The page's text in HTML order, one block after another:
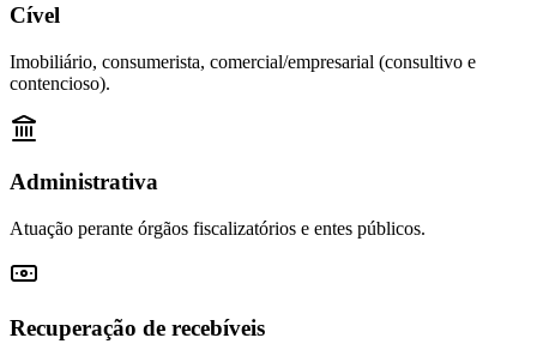
Cível
Imobiliário, consumerista, comercial/empresarial (consultivo e
contencioso).
Administrativa
Atuação perante órgãos fiscalizatórios e entes públicos.
Recuperação de recebíveis